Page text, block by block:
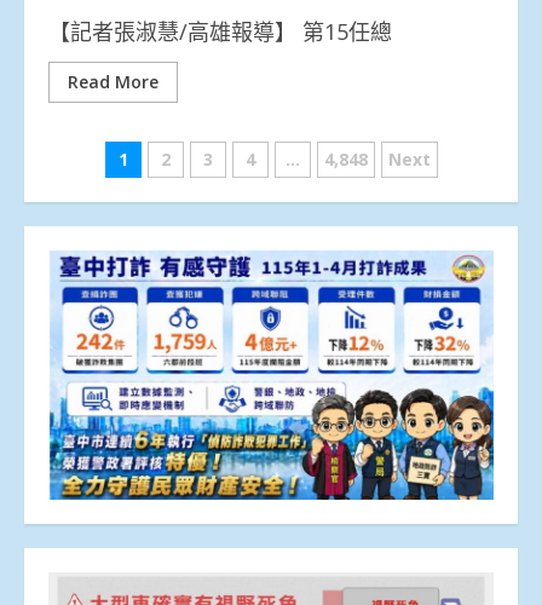
【記者張淑慧/高雄報導】 第15任總
Read More
文
章
分
頁
1 2 3 4 ... 4,848 Next